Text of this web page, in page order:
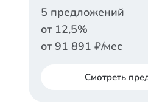
5 предложений
от 12,5%
от 91 891 ₽/мес
Смотреть